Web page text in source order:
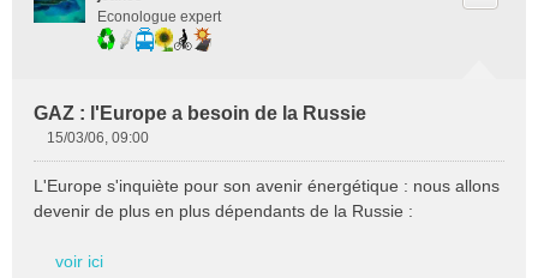
Econologue expert
GAZ : l'Europe a besoin de la Russie
s
s
15/03/06, 09:00
L'Europe s'inquiète pour son avenir énergétique : nous allons
devenir de plus en plus dépendants de la Russie :
voir ici